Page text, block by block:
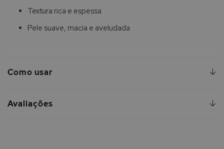
Textura rica e espessa
Pele suave, macia e aveludada
Como usar
Avaliações